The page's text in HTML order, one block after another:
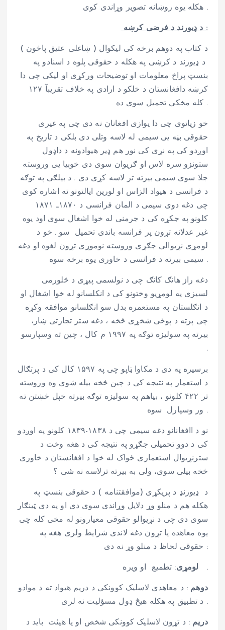
هکله یوه روښانه تصویر وړاندی کوی .
د ډیورند د فرضی کرښه :
د کتاب په دوهم برخه کی لیکوال ( ښاغلی عتیق پاڅون )
د ډیورند د کرښی په هکله د حقوقی پلوه د اسنادو په
بنسټ پراخ معلومات او توضیحات ورکړی او لیکی چی دا
کرښه دافغانستان د خلکو د ارادی په خلاف تقریبآ ۱۲۷
کله مخکی تحمیل سوی ده .
خو زیاتوی چی دا یوازی افغانان نه دی چی په غیری
حقوقی بڼه یی سیمی له لاسه وتلی دی بلکی د تاریخ په
اوږدو کی په نړی کی نور هم ډیر هیوادونه د داډول
ستونزو سره لاس او ګریوان سوی دی خوبیا یی وروسته
جلا سوی سیمی بیرته تر لاسه کړی دی . د بیلګی په توګه
د فرانسی د هیواد الزاس او لورین ایالتونو ته اشاره کوی
چی دغه دوی سیمی د المان فرانسی د ۱۸۷۰ـ ۱۸۷۱
کلونو په جکړه کی د جرمنی له خوا اشغال سوی اود یوه
غیر عدلانه تړون پر فرانسه باندی تحمیل سو . خو د
لومړی نړیوالی جګړی وروسته نوموړی تړون لغوه او دغه
سیمی بیرته د فرانسی د خاوری یوه برخه سوه .
دغه راز هانګ کانګ چی د نولسمی پیړی د څلورمی
لسیزی په لومړیو وختونو کی د انکلسانو له خوا اشغال او
د انګلستان په مستعمره بدل سو انګلسانو موافقه وکړه
چی پرته د پوځی شخړی څخه ، دغه ستر تجارتی ښار،
بیرته په سولیزه توګه په ۱۹۹۷ م کال ، چین ته وسپارسو
.
برسیره په دی د مکاوا ټاپو چی په ۱۵۹۷ کال کی د پرتګال
د استعمار په نتیجه کی د چین څخه بیله شوی وه وروسته
تر ۴۲۲ کلونو ، بیاهم په سولیزه توګه بیرته خپل څښتن ته
ور وسپارل سوه .
نو د اافغانانو دغه سیمی چی د ۱۸۳۸-۱۸۳۹ کلونو په اوږدو
کی د دوو تحمیلی جګړو په نتیجه کی د هغه وخت د
سترنړیوال استعماری ځواک له خوا د افغانستان د خاوری
څخه بیلی سوی، ولی به بیرته ترلاسه نه شی ؟
د ډیورنډ د پریکړی (موافقتنامه ) د حقوقی بنسټ په
هکله هم د منلو وړ دلایل وړاندی سوی دی او په دی ټینګار
سوی دی چی د نړیوالو حقوقی معیارونو له مخی کله چی
یوه معاهده یا تړون دغه لاندی شرایط ولری هغه په
حقوقی لحاظ د منلو وړ نه دی :
لومړی : تطمیع او ویره .
دوهم : د معاهدی لاسلیک کوونکی د دریم هیواد ته د موادو
د تطبیق په هکله هیڅ ډول مسؤلیت نه لری .
دریم : د تړون لاسلیک کوونکی شخص او یا هیئت باید د